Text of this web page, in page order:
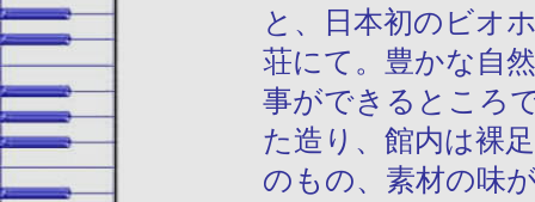
と、日本初のビオ
荘にて。豊かな自
事ができるところ
た造り、館内は裸
のもの、素材の味